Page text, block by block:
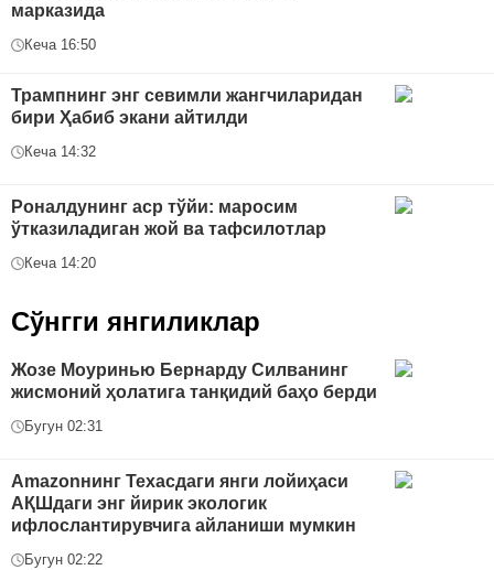
марказида
Кеча 16:50
Трампнинг энг севимли жангчиларидан
бири Ҳабиб экани айтилди
Кеча 14:32
Роналдунинг аср тўйи: маросим
ўтказиладиган жой ва тафсилотлар
Кеча 14:20
Сўнгги янгиликлар
Жозе Моуринью Бернарду Силванинг
жисмоний ҳолатига танқидий баҳо берди
Бугун 02:31
Amazonнинг Техасдаги янги лойиҳаси
АҚШдаги энг йирик экологик
ифлослантирувчига айланиши мумкин
Бугун 02:22